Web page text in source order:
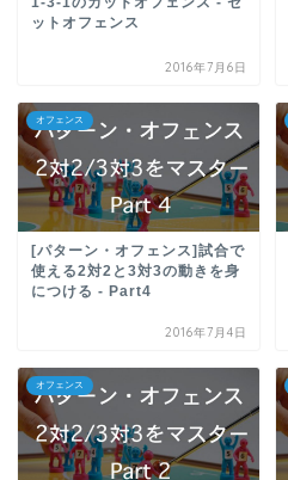
ットオフェンス
2016年7月6日
オフェンス
[パターン・オフェンス]試合で
使える2対2と3対3の動きを身
につける - Part4
2016年7月4日
オフェンス